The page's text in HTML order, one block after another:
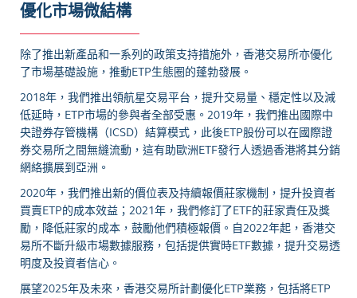
優化市場微結構
除了推出新產品和一系列的政策支持措施外，香港交易所亦優化
了市場基礎設施，推動ETP生態圈的蓬勃發展。
2018年，我們推出領航星交易平台，提升交易量、穩定性以及減
低延時，ETP市場的參與者全部受惠。2019年，我們推出國際中
央證券存管機構（ICSD）結算模式，此後ETP股份可以在國際證
券交易所之間無縫流動，這有助歐洲ETF發行人透過香港將其分銷
網絡擴展到亞洲。
2020年，我們推出新的價位表及持續報價莊家機制，提升投資者
買賣ETP的成本效益；2021年，我們修訂了ETF的莊家責任及獎
勵，降低莊家的成本，鼓勵他們積極報價。自2022年起，香港交
易所不斷升級市場數據服務，包括提供實時ETF數據，提升交易透
明度及投資者信心。
展望2025年及未來，香港交易所計劃優化ETP業務，包括將ETP